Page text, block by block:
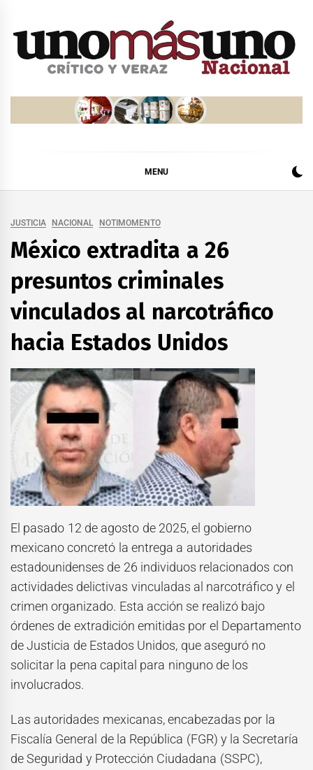
MENU
JUSTICIA NACIONAL NOTIMOMENTO
México extradita a 26
presuntos criminales
vinculados al narcotráfico
hacia Estados Unidos
El pasado 12 de agosto de 2025, el gobierno
mexicano concretó la entrega a autoridades
estadounidenses de 26 individuos relacionados con
actividades delictivas vinculadas al narcotráfico y el
crimen organizado. Esta acción se realizó bajo
órdenes de extradición emitidas por el Departamento
de Justicia de Estados Unidos, que aseguró no
solicitar la pena capital para ninguno de los
involucrados.
Las autoridades mexicanas, encabezadas por la
Fiscalía General de la República (FGR) y la Secretaría
de Seguridad y Protección Ciudadana (SSPC),